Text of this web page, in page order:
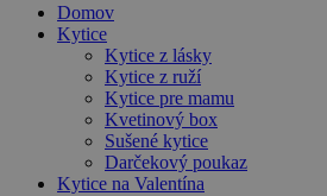
Domov
Kytice
Kytice z lásky
Kytice z ruží
Kytice pre mamu
Kvetinový box
Sušené kytice
Darčekový poukaz
Kytice na Valentína